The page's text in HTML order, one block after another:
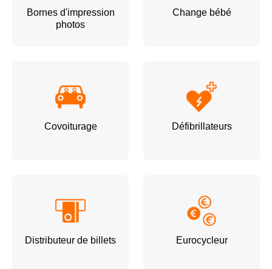
Bornes d'impression
photos
Change bébé
Covoiturage Défibrillateurs
Distributeur de billets Eurocycleur